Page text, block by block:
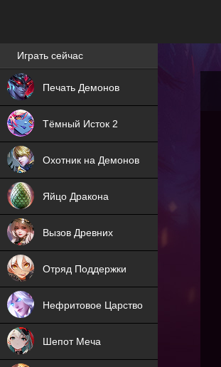
Лучшие игры онлайн
Играть сейчас
Печать Демонов
NEW
Тёмный Исток 2
NEW
Охотник на Демонов
ХИТ
Яйцо Дракона
NEW
Вызов Древних
ХИТ
Отряд Поддержки
ХИТ
Нефритовое Царство
Шепот Меча